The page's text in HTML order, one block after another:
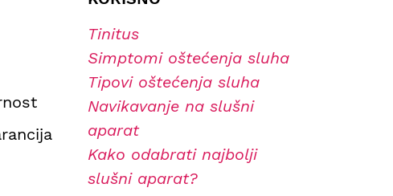
Tinitus
Simptomi oštećenja sluha
Tipovi oštećenja sluha
Navikavanje na slušni
aparat
Kako odabrati najbolji
slušni aparat?